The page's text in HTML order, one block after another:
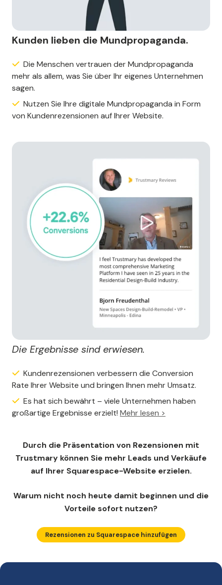
Kunden lieben die Mundpropaganda.
Die Menschen vertrauen der Mundpropaganda
mehr als allem, was Sie über Ihr eigenes Unternehmen
sagen.
Nutzen Sie Ihre digitale Mundpropaganda in Form
von Kundenrezensionen auf Ihrer Website.
Die Ergebnisse sind erwiesen.
Kundenrezensionen verbessern die Conversion
Rate Ihrer Website und bringen Ihnen mehr Umsatz.
Es hat sich bewährt – viele Unternehmen haben
großartige Ergebnisse erzielt! Mehr lesen >
Durch die Präsentation von Rezensionen mit
Trustmary können Sie mehr Leads und Verkäufe
auf Ihrer Squarespace-Website erzielen.
Warum nicht noch heute damit beginnen und die
Vorteile sofort nutzen?
Rezensionen zu Squarespace hinzufügen